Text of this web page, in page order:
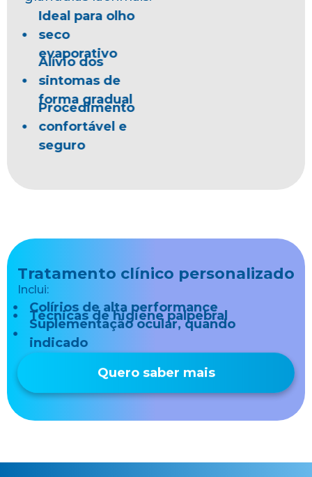
Ideal para olho
seco
evaporativo
Alívio dos
sintomas de
forma gradual
Procedimento
confortável e
seguro
Tratamento clínico personalizado
Inclui:
Colírios de alta performance
Técnicas de higiene palpebral
Suplementação ocular, quando
indicado
Quero saber mais